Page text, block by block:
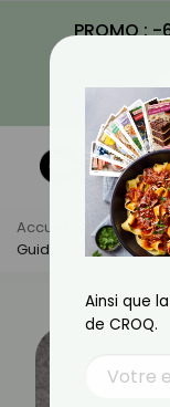
PROMO :
Accueil Actus
Guide Complet Sur
Ainsi que
de CROQ.